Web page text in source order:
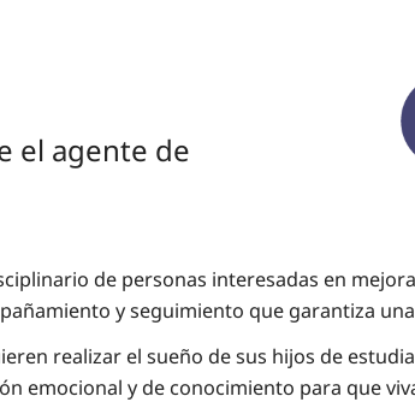
el agente de
de personas interesadas en
y seguimiento que garantiza
realizar el sueño de sus hijos de
emocional y de conocimiento para que